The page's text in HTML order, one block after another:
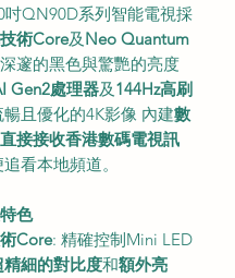
吋QN90D系列智能電視採
術Core及 Neo Quantum
邃的黑色與驚艷的亮度
Gen2處理器及 144Hz高刷
暢且優化的4K影像 內建數
直接接收香港數碼電視訊
看本地頻道。
色
Core: 精確控制Mini LED
精細的對比度和額外亮